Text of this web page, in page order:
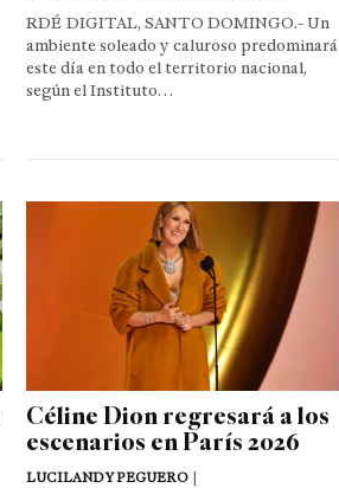
RDÉ DIGITAL, SANTO DOMINGO.- Un
ambiente soleado y caluroso predominará
este día en todo el territorio nacional,
según el Instituto…
Céline Dion regresará a los
escenarios en París 2026
LUCILANDY PEGUERO